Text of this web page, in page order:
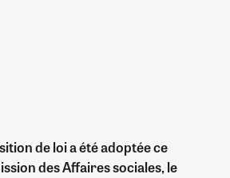
de loi a été adoptée ce
des Affaires sociales, le